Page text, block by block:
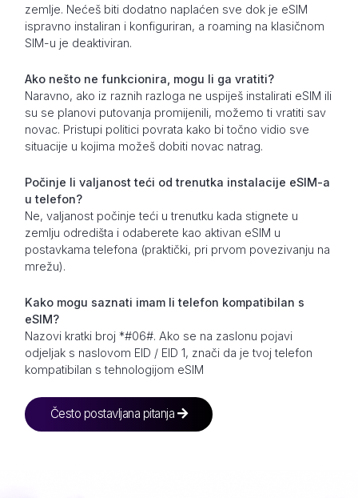
zemlje. Nećeš biti dodatno naplaćen sve dok je eSIM
ispravno instaliran i konfiguriran, a roaming na klasičnom
SIM-u je deaktiviran.
Ako nešto ne funkcionira, mogu li ga vratiti?
Naravno, ako iz raznih razloga ne uspiješ instalirati eSIM ili
su se planovi putovanja promijenili, možemo ti vratiti sav
novac. Pristupi politici povrata kako bi točno vidio sve
situacije u kojima možeš dobiti novac natrag.
Počinje li valjanost teći od trenutka instalacije eSIM-a
u telefon?
Ne, valjanost počinje teći u trenutku kada stignete u
zemlju odredišta i odaberete kao aktivan eSIM u
postavkama telefona (praktički, pri prvom povezivanju na
mrežu).
Kako mogu saznati imam li telefon kompatibilan s
eSIM?
Nazovi kratki broj *#06#. Ako se na zaslonu pojavi
odjeljak s naslovom EID / EID 1, znači da je tvoj telefon
kompatibilan s tehnologijom eSIM
Često postavljana pitanja